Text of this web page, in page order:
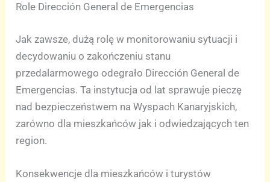
Role Dirección General de Emergencias
Jak zawsze, dużą rolę w monitorowaniu sytuacji i
decydowaniu o zakończeniu stanu
przedalarmowego odegrało Dirección General de
Emergencias. Ta instytucja od lat sprawuje pieczę
nad bezpieczeństwem na Wyspach Kanaryjskich,
zarówno dla mieszkańców jak i odwiedzających ten
region.
Konsekwencje dla mieszkańców i turystów